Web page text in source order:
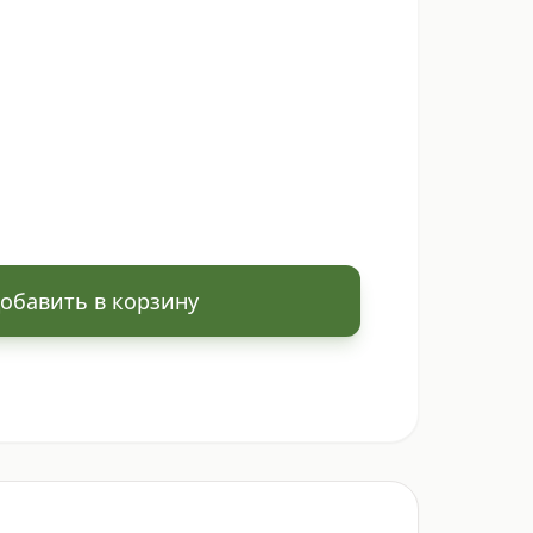
в корзину